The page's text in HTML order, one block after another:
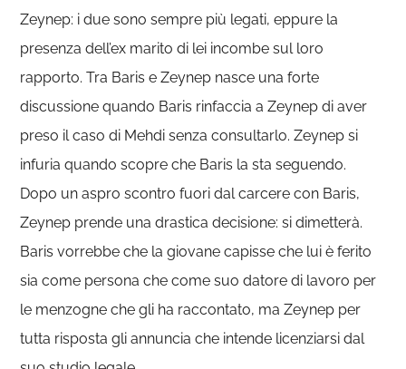
Zeynep: i due sono sempre più legati, eppure la
presenza dell’ex marito di lei incombe sul loro
rapporto. Tra Baris e Zeynep nasce una forte
discussione quando Baris rinfaccia a Zeynep di aver
preso il caso di Mehdi senza consultarlo. Zeynep si
infuria quando scopre che Baris la sta seguendo.
Dopo un aspro scontro fuori dal carcere con Baris,
Zeynep prende una drastica decisione: si dimetterà.
Baris vorrebbe che la giovane capisse che lui è ferito
sia come persona che come suo datore di lavoro per
le menzogne che gli ha raccontato, ma Zeynep per
tutta risposta gli annuncia che intende licenziarsi dal